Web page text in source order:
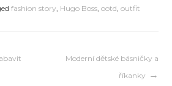
fashion story Hugo Boss ,ootd ,outfit
Moderní dětské básničky a
říkanky